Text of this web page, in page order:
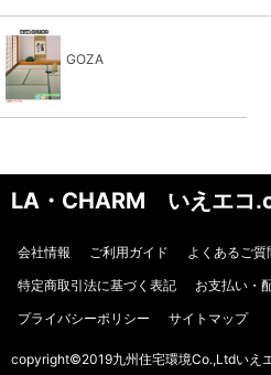
GOZA
LA・CHARM いえエコ
会社情報 ご利用ガイド よくあるご質
特定商取引法に基づく表記
お支払い・
プライバシーポリシー
サイトマップ
copyright©2019九州住宅環境Co.,Ltdいえ